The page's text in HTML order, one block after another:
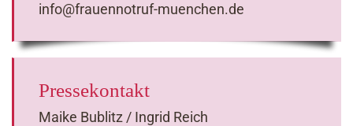
info@frauennotruf-muenchen.de
Pressekontakt
Maike Bublitz / Ingrid Reich